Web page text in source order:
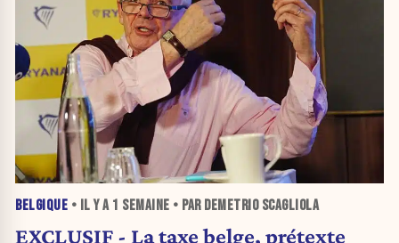
BELGIQUE • IL Y A 1 SEMAINE • PAR DEMETRIO SCAGLIOLA
EXCLUSIF - La taxe belge, prétexte